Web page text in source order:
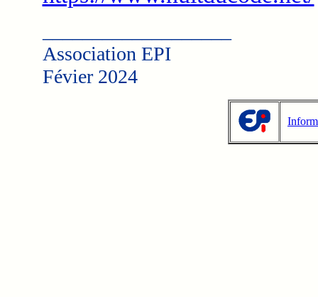
Association EPI
Févier 2024